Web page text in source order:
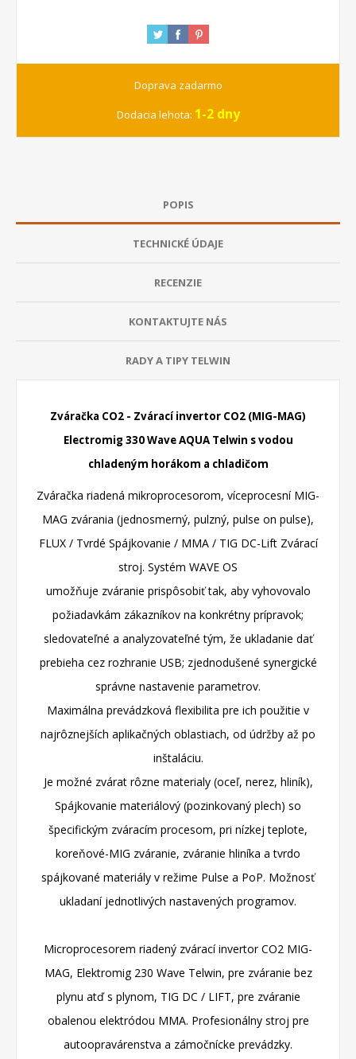
Doprava zadarmo
Dodacia lehota: 1-2 dny
POPIS
TECHNICKÉ ÚDAJE
RECENZIE
KONTAKTUJTE NÁS
RADY A TIPY TELWIN
Zváračka CO2 - Zvárací invertor CO2 (MIG-MAG)
Electromig 330 Wave AQUA Telwin s vodou
chladeným horákom a chladičom
Zváračka riadená mikroprocesorom, víceprocesní MIG-
MAG zvárania (jednosmerný, pulzný, pulse on pulse),
FLUX / Tvrdé Spájkovanie / MMA / TIG DC-Lift Zvárací
stroj. Systém WAVE OS
umožňuje zváranie prispôsobiť tak, aby vyhovovalo
požiadavkám zákazníkov na konkrétny prípravok;
sledovateľné a analyzovateľné tým, že ukladanie dať
prebieha cez rozhranie USB; zjednodušené synergické
správne nastavenie parametrov.
Maximálna prevádzková flexibilita pre ich použitie v
najrôznejších aplikačných oblastiach, od údržby až po
inštaláciu.
Je možné zvárat rôzne materialy (oceľ, nerez, hliník),
Spájkovanie materiálový (pozinkovaný plech) so
špecifickým zváracím procesom, pri nízkej teplote,
koreňové-MIG zváranie, zváranie hliníka a tvrdo
spájkované materiály v režime Pulse a PoP. Možnosť
ukladaní jednotlivých nastavených programov.
Microprocesorem riadený zvárací invertor CO2 MIG-
MAG, Elektromig 230 Wave Telwin, pre zváranie bez
plynu atď s plynom, TIG DC / LIFT, pre zváranie
obalenou elektródou MMA. Profesionálny stroj pre
autoopravárenstva a zámočnícke prevádzky.